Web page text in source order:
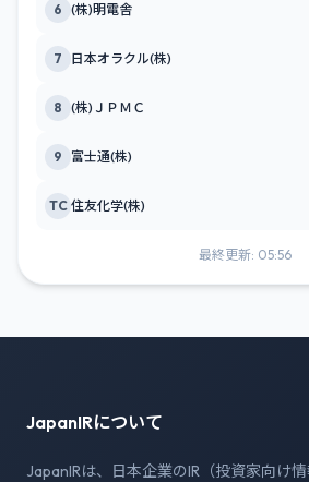
6 (株)明電舎
7 日本オラクル(株)
8 (株)ＪＰＭＣ
9 富士通(株)
TC 住友化学(株)
最終更新: 05:56
JapanIRについて
JapanIRは、日本企業のIR（投資家向け